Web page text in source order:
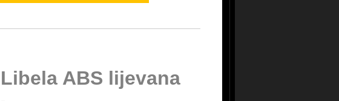
Libela ABS lijevana